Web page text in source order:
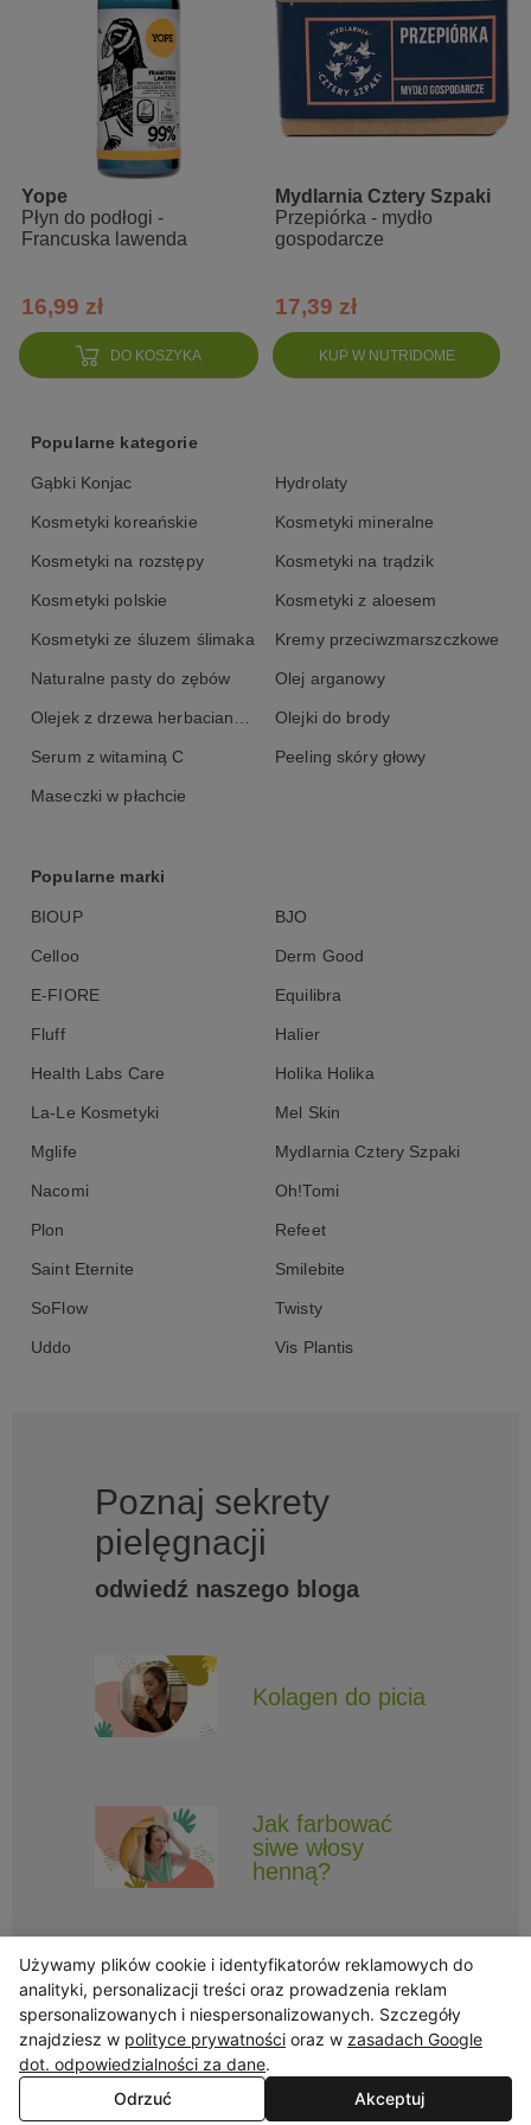
utrudnia ponowne osadzanie się zabrudzeń
świeży, limonkowy zapach
98% składników pochodzenia naturalnego
bez substancji petrochemicznych i chloru
98% składników pochodzenia naturalnego oraz o niskim stopniu
przetworzenia.
<5% niejonowe substancje powierzchniowo czynne, <5%
DO KOSZYKA
Yope
Płyn do podłogi -
Francuska lawenda
16,99 zł
KUP W NUTRIDOME
Mydlarnia Cztery Szpaki
Przepiórka - mydło
gospodarcze
17,39 zł
Popularne kategorie
Gąbki Konjac Hydrolaty
Kosmetyki koreańskie Kosmetyki mineralne
Kosmetyki na rozstępy Kosmetyki na trądzik
Kosmetyki polskie Kosmetyki z aloesem
Kosmetyki ze śluzem ślimaka Kremy przeciwzmarszczkowe
Naturalne pasty do zębów Olej arganowy
Olejek z drzewa herbacianego Olejki do brody
Serum z witaminą C Peeling skóry głowy
Maseczki w płachcie
Popularne marki
BIOUP BJO
Celloo Derm Good
E-FIORE Equilibra
Fluff Halier
Health Labs Care Holika Holika
La-Le Kosmetyki Mel Skin
Mglife Mydlarnia Cztery Szpaki
Nacomi Oh!Tomi
Plon Refeet
Saint Eternite Smilebite
SoFlow Twisty
Uddo Vis Plantis
Poznaj sekrety
pielęgnacji
odwiedź naszego bloga
Kolagen do picia
Jak farbować
siwe włosy
henną?
Obserwuj Triny, by nie ominęły Cię najlepsze promocje i informacje
o nowościach.
Używamy plików cookie i identyfikatorów reklamowych do
analityki, personalizacji treści oraz prowadzenia reklam
spersonalizowanych i niespersonalizowanych. Szczegóły
znajdziesz w polityce prywatności oraz w zasadach Google
dot. odpowiedzialności za dane.
Odrzuć
Akceptuj